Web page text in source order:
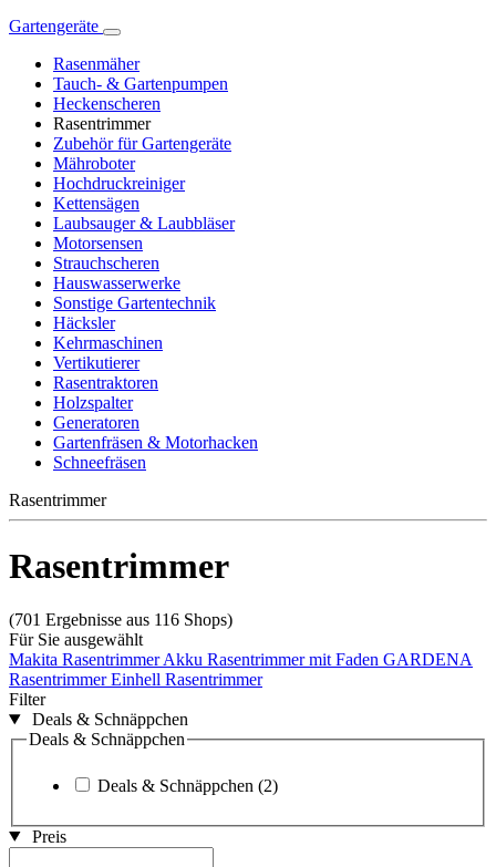
Gartengeräte
Rasenmäher
Tauch- & Gartenpumpen
Heckenscheren
Rasentrimmer
Zubehör für Gartengeräte
Mähroboter
Hochdruckreiniger
Kettensägen
Laubsauger & Laubbläser
Motorsensen
Strauchscheren
Hauswasserwerke
Sonstige Gartentechnik
Häcksler
Kehrmaschinen
Vertikutierer
Rasentraktoren
Holzspalter
Generatoren
Gartenfräsen & Motorhacken
Schneefräsen
Rasentrimmer
Rasentrimmer
(701 Ergebnisse aus 116 Shops)
Für Sie ausgewählt
Makita RasentrimmerAkku Rasentrimmer mit Faden GARDENA
RasentrimmerEinhell Rasentrimmer
Filter
Deals & Schnäppchen
Deals & Schnäppchen
Deals & Schnäppchen (2)
Preis